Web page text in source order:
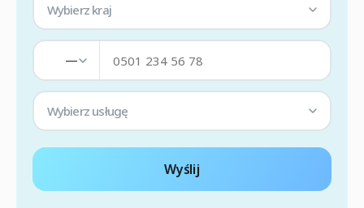
Wybierz kraj
—
Wybierz usługę
Wyślij